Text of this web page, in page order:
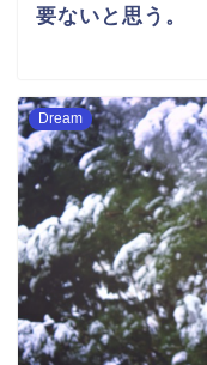
要ないと思う。
Dream